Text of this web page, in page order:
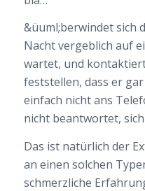
&üuml;berwindet sich
Nacht vergeblich auf
wartet, und
feststellen, dass er
einfach nicht ans
nicht beantwortet,
Das ist natürlich der
an einen solchen
schmerzliche